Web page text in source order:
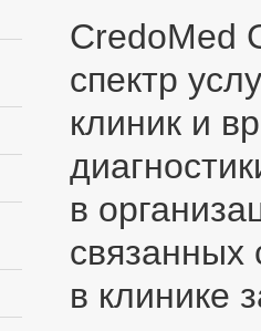
CredoMed
спектр
клиник и
в
связанных
в клинике